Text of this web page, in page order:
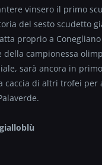
vinsero il primo
del sesto
proprio a
della campionessa
sarà ancora in
caccia di altri trofei per